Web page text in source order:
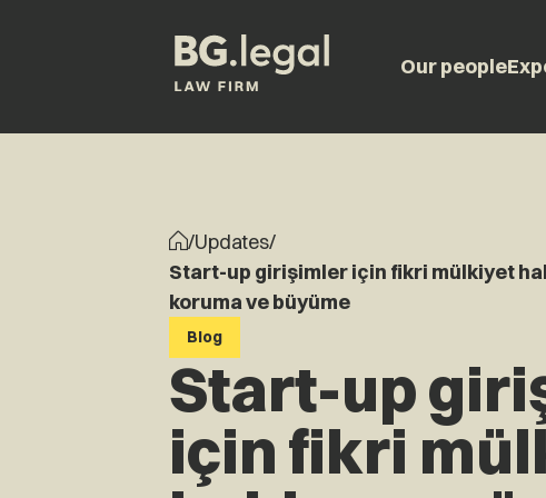
Our people
/Updates/
Start-up girişimler için fikri mülkiyet
koruma ve büyüme
Blog
Start-up
için fikri